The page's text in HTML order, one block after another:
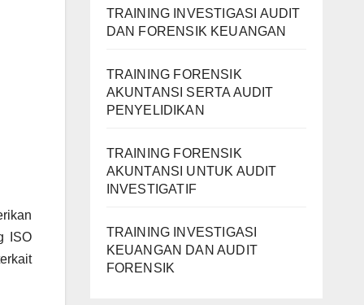
ISO
TRAINING INVESTIGASI AUDIT
DAN FORENSIK KEUANGAN
TRAINING FORENSIK
AKUNTANSI SERTA AUDIT
PENYELIDIKAN
TRAINING FORENSIK
AKUNTANSI UNTUK AUDIT
INVESTIGATIF
TRAINING INVESTIGASI
KEUANGAN DAN AUDIT
FORENSIK